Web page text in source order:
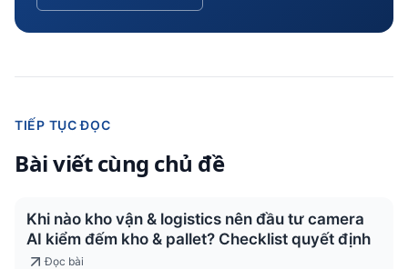
TIẾP TỤC ĐỌC
Bài viết cùng chủ đề
Khi nào kho vận & logistics nên đầu tư camera
AI kiểm đếm kho & pallet? Checklist quyết định
Đọc bài